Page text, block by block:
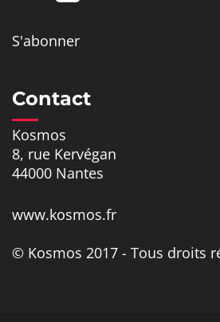
S'abonner
Contact
Kosmos
8, rue Kervégan
44000 Nantes
www.kosmos.fr
© Kosmos 2017 - Tous droits